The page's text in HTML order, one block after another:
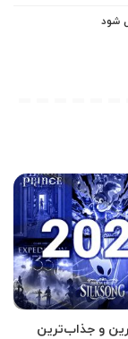
شود
و جذاب‌ترین